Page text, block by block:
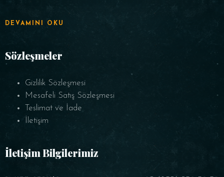
DEVAMINI OKU
Sözleşmeler
Gizlilik Sözleşmesi
Mesafeli Satış Sözleşmesi
Teslimat ve İade
İletişim
İletişim Bilgilerimiz